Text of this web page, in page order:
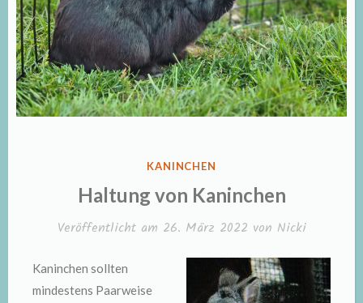
VERÖFFENTLICHT
KANINCHEN
Haltung von Kaninchen
Veröffentlicht am 26. März 2022 von Nicki
Kaninchen sollten
mindestens Paarweise